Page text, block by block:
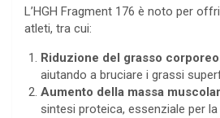
L’HGH Fragment 176 è noto per
atleti, tra cui:
Riduzione del grasso
aiutando a bruciare i grassi
Aumento della massa
sintesi proteica, essenziale per